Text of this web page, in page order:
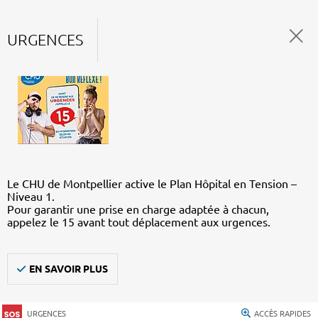
URGENCES
Le CHU de Montpellier active le Plan Hôpital en Tension –
Niveau 1.
Pour garantir une prise en charge adaptée à chacun,
appelez le 15 avant tout déplacement aux urgences.
EN SAVOIR PLUS
URGENCES ACCÈS RAPIDES